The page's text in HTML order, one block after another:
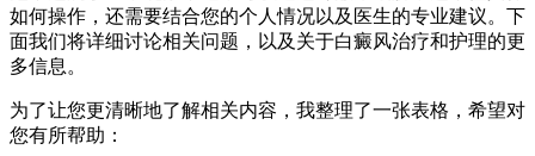
如何操作，还需要结合您的个人情况以及医生的专业建议。下
面我们将详细讨论相关问题，以及关于白癜风治疗和护理的更
多信息。
为了让您更清晰地了解相关内容，我整理了一张表格，希望对
您有所帮助：